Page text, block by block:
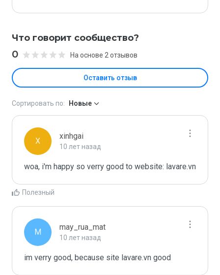
Что говорит сообщество?
0 На основе 2 отзывов
Оставить отзыв
Сортировать по: Новые
X
xinhgai
10 лет назад
woa, i'm happy so verry good to website: lavare.vn
Полезный
M
may_rua_mat
10 лет назад
im verry good, because site lavare.vn good